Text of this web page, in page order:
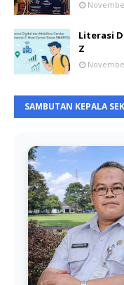
Literasi
Z
SAMBUTAN KEPALA